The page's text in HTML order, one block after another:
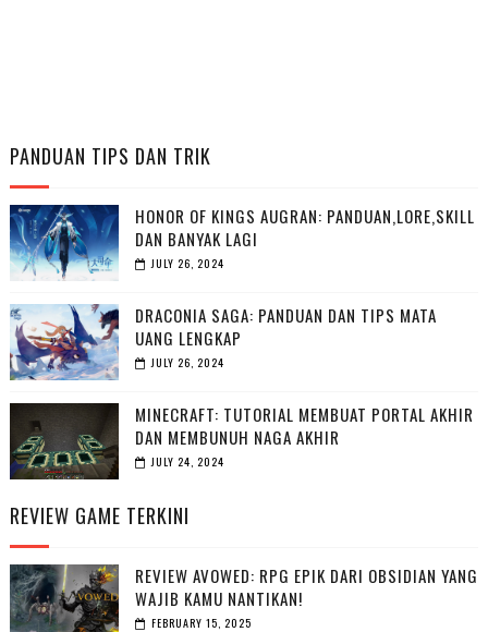
PANDUAN TIPS DAN TRIK
HONOR OF KINGS AUGRAN: PANDUAN,LORE,SKILL
DAN BANYAK LAGI
JULY 26, 2024
DRACONIA SAGA: PANDUAN DAN TIPS MATA
UANG LENGKAP
JULY 26, 2024
MINECRAFT: TUTORIAL MEMBUAT PORTAL AKHIR
DAN MEMBUNUH NAGA AKHIR
JULY 24, 2024
REVIEW GAME TERKINI
REVIEW AVOWED: RPG EPIK DARI OBSIDIAN YANG
WAJIB KAMU NANTIKAN!
FEBRUARY 15, 2025